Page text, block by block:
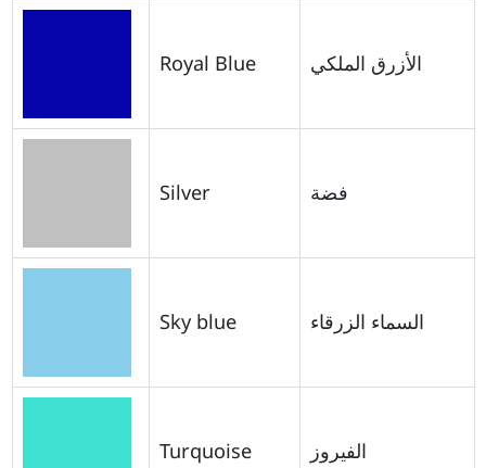
Royal Blue الأزرق الملكي
Silver فضة
Sky blue السماء الزرقاء
Turquoise الفيروز